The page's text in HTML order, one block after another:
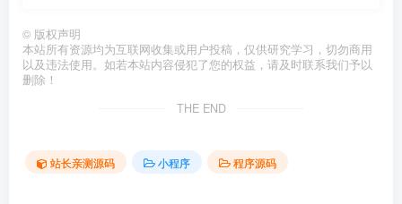
© 版权声明
本站所有资源均为互联网收集或用户投稿，仅供研究学习，切勿商用
以及违法使用。如若本站内容侵犯了您的权益，请及时联系我们予以
删除！
THE END
站长亲测源码 小程序 程序源码